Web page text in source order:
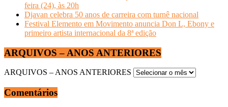
feira (24), às 20h
Djavan celebra 50 anos de carreira com turnê nacional
Festival Elemento em Movimento anuncia Don L, Ebony e
primeiro artista internacional da 8ª edição
ARQUIVOS – ANOS ANTERIORES
ARQUIVOS – ANOS ANTERIORES
Comentários